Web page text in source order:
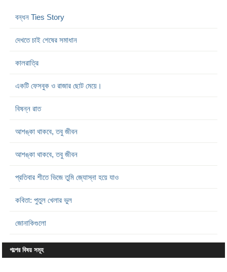
বন্ধন Ties Story
দেখতে চাই শেষের সমাধান
কালরাত্রি
একটি ফেসবুক ও রাজার ছোট মেয়ে।
বিষন্ন রাত
আশঙ্কা থাকবে, তবু জীবন
আশঙ্কা থাকবে, তবু জীবন
প্রতিবার শীতে ভিজে তুমি জ্যোস্না হয়ে যাও
কবিতা: পুতুল খেলার ভুল
জোনাকিগুলো
গল্পের বিষয় সমূহ